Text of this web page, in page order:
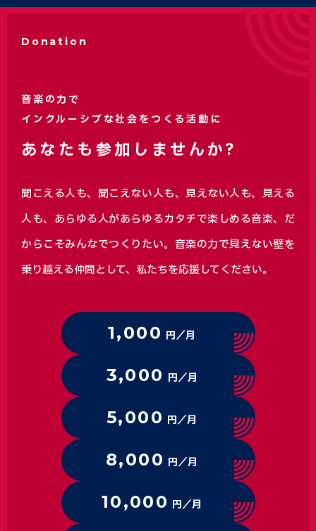
Donation
音楽の力で
インクルーシブな社会をつくる活動に
あなたも参加しませんか?
聞こえる人も、聞こえない人も、見えない人も、見える
人も、あらゆる人があらゆるカタチで楽しめる音楽、 だ
からこそみんなでつくりたい。音楽の力で見えない壁を
乗り越える仲間として、私たちを応援してください。
1,000 円／月
3,000 円／月
5,000 円／月
8,000 円／月
10,000 円／月